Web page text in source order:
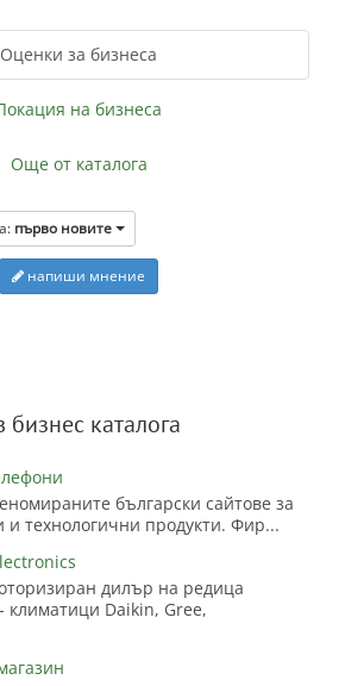
Оценки за бизнеса
на бизнеса
Още от каталога
първо новите
напиши мнение
каталога
български сайтове за
технологични продукти. Фир...
дилър на редица
климатици Daikin, Gree,